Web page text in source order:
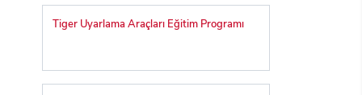
Tiger Uyarlama Araçları Eğitim Programı